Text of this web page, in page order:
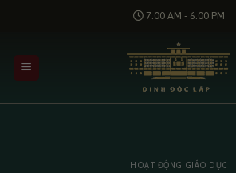
dung
7:00 AM - 6:00 PM
HOẠT ĐỘNG GIÁO DỤC